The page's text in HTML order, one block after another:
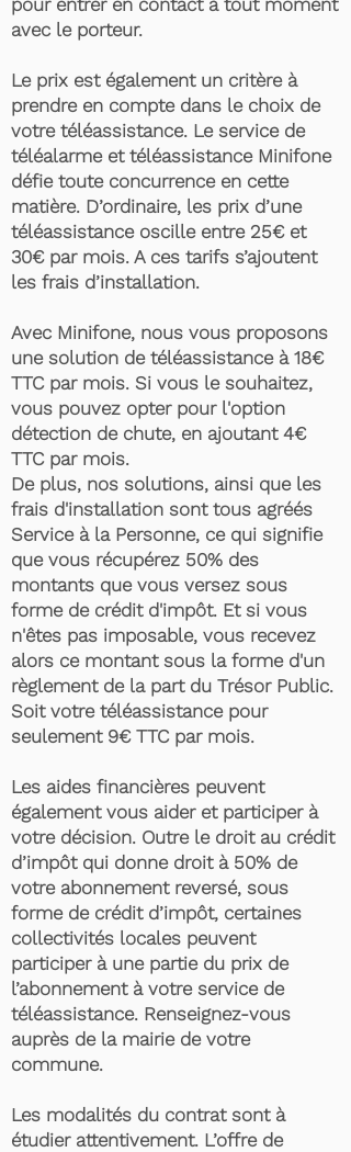
pour entrer en contact à tout moment
avec le porteur.
Le prix est également un critère à
prendre en compte dans le choix de
votre téléassistance. Le service de
téléalarme et téléassistance Minifone
défie toute concurrence en cette
matière. D’ordinaire, les prix d’une
téléassistance oscille entre 25€ et
30€ par mois. A ces tarifs s’ajoutent
les frais d’installation.
Avec Minifone, nous vous proposons
une solution de téléassistance à 18€
TTC par mois. Si vous le souhaitez,
vous pouvez opter pour l'option
détection de chute, en ajoutant 4€
TTC par mois.
De plus, nos solutions, ainsi que les
frais d'installation sont tous agréés
Service à la Personne, ce qui signifie
que vous récupérez 50% des
montants que vous versez sous
forme de crédit d'impôt. Et si vous
n'êtes pas imposable, vous recevez
alors ce montant sous la forme d'un
règlement de la part du Trésor Public.
Soit votre téléassistance pour
seulement 9€ TTC par mois.
Les aides financières peuvent
également vous aider et participer à
votre décision. Outre le droit au crédit
d’impôt qui donne droit à 50% de
votre abonnement reversé, sous
forme de crédit d’impôt, certaines
collectivités locales peuvent
participer à une partie du prix de
l’abonnement à votre service de
téléassistance. Renseignez-vous
auprès de la mairie de votre
commune.
Les modalités du contrat sont à
étudier attentivement. L’offre de